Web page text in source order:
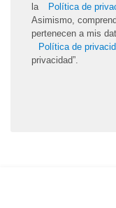
la
Política de
Asimismo,
pertenecen a mis
Política de
privacidad”.